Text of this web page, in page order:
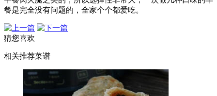
餐是完全没有问题的，全家个个都爱吃。
猜您喜欢
相关推荐菜谱